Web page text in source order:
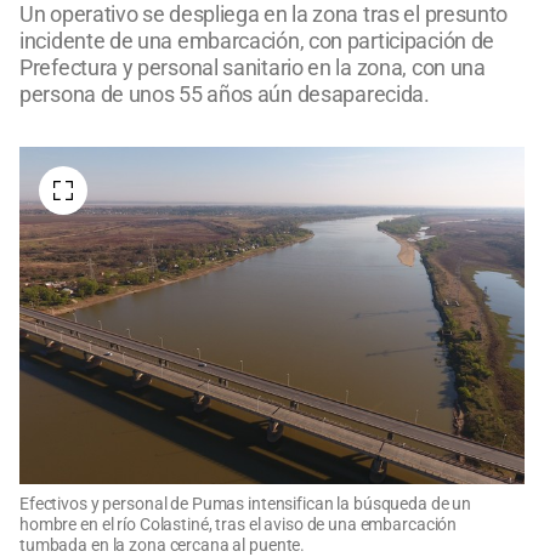
Un operativo se despliega en la zona tras el presunto
incidente de una embarcación, con participación de
Prefectura y personal sanitario en la zona, con una
persona de unos 55 años aún desaparecida.
Efectivos y personal de Pumas intensifican la búsqueda de un
hombre en el río Colastiné, tras el aviso de una embarcación
tumbada en la zona cercana al puente.